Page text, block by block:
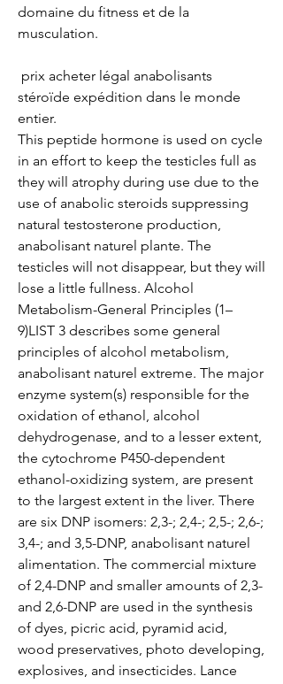
domaine du fitness et de la
musculation.
stéroïde expédition dans le monde
entier.
This peptide hormone is used on cycle
in an effort to keep the testicles full as
they will atrophy during use due to the
use of anabolic steroids suppressing
natural testosterone production,
anabolisant naturel plante. The
testicles will not disappear, but they will
lose a little fullness. Alcohol
Metabolism-General Principles (1–
9)LIST 3 describes some general
principles of alcohol metabolism,
anabolisant naturel extreme. The major
enzyme system(s) responsible for the
oxidation of ethanol, alcohol
dehydrogenase, and to a lesser extent,
the cytochrome P450-dependent
ethanol-oxidizing system, are present
to the largest extent in the liver. There
are six DNP isomers: 2,3-; 2,4-; 2,5-; 2,6-;
3,4-; and 3,5-DNP, anabolisant naturel
alimentation. The commercial mixture
of 2,4-DNP and smaller amounts of 2,3-
and 2,6-DNP are used in the synthesis
of dyes, picric acid, pyramid acid,
wood preservatives, photo developing,
explosives, and insecticides. Lance